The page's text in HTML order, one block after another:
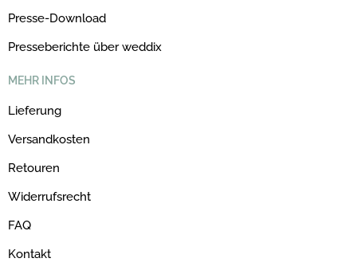
Presse-Download
Presseberichte über weddix
MEHR INFOS
Lieferung
Versandkosten
Retouren
Widerrufsrecht
FAQ
Kontakt